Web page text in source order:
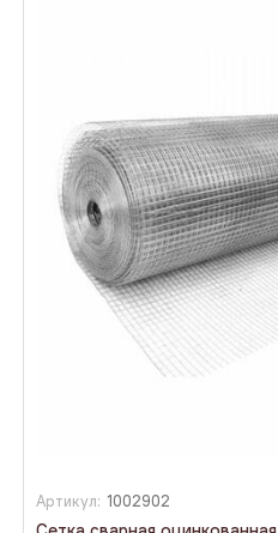
Артикул: 1002902